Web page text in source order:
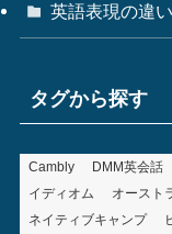
英語表現の違い
タグから探す
Cambly DMM英会話
イディオム
オースト
ネイティブキャンプ